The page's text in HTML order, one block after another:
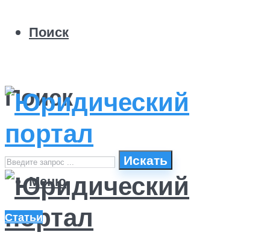
Поиск
Поиск
Искать
Меню
Статьи